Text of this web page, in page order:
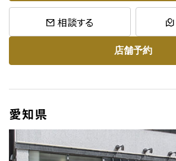
相談する
店舗予約
愛知県